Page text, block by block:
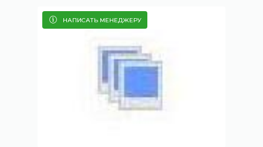
НАПИСАТЬ МЕНЕДЖЕРУ